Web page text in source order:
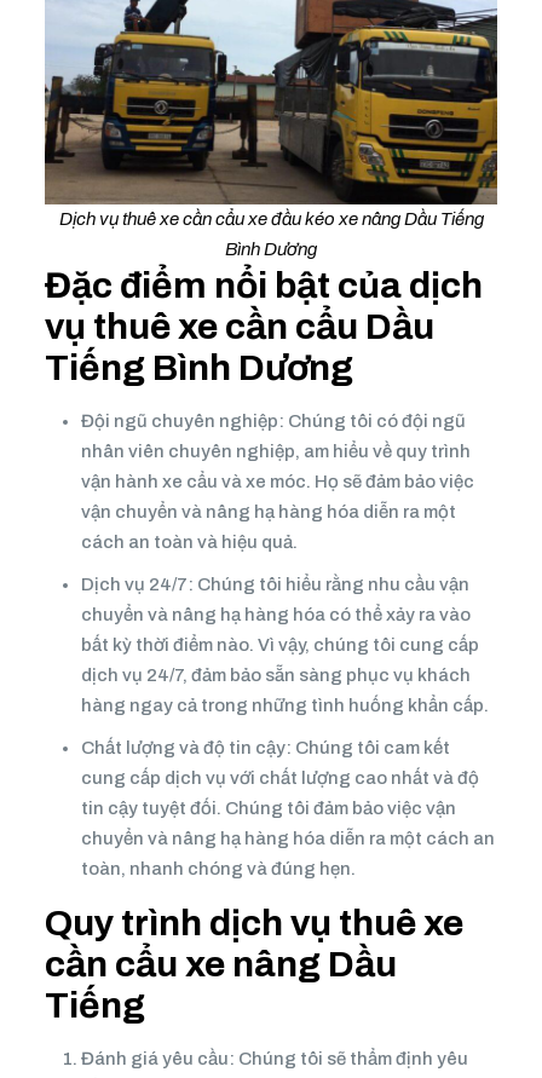
Dịch vụ thuê xe cần cẩu xe đầu kéo xe nâng Dầu Tiếng
Bình Dương
Đặc điểm nổi bật của dịch
vụ thuê xe cần cẩu Dầu
Tiếng Bình Dương
Đội ngũ chuyên nghiệp: Chúng tôi có đội ngũ
nhân viên chuyên nghiệp, am hiểu về quy trình
vận hành xe cẩu và xe móc. Họ sẽ đảm bảo việc
vận chuyển và nâng hạ hàng hóa diễn ra một
cách an toàn và hiệu quả.
Dịch vụ 24/7: Chúng tôi hiểu rằng nhu cầu vận
chuyển và nâng hạ hàng hóa có thể xảy ra vào
bất kỳ thời điểm nào. Vì vậy, chúng tôi cung cấp
dịch vụ 24/7, đảm bảo sẵn sàng phục vụ khách
hàng ngay cả trong những tình huống khẩn cấp.
Chất lượng và độ tin cậy: Chúng tôi cam kết
cung cấp dịch vụ với chất lượng cao nhất và độ
tin cậy tuyệt đối. Chúng tôi đảm bảo việc vận
chuyển và nâng hạ hàng hóa diễn ra một cách an
toàn, nhanh chóng và đúng hẹn.
Quy trình dịch vụ thuê xe
cần cẩu xe nâng Dầu
Tiếng
Đánh giá yêu cầu: Chúng tôi sẽ thẩm định yêu